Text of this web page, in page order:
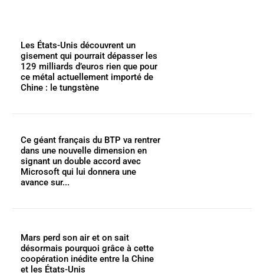
Les États-Unis découvrent un
gisement qui pourrait dépasser les
129 milliards d’euros rien que pour
ce métal actuellement importé de
Chine : le tungstène
Ce géant français du BTP va rentrer
dans une nouvelle dimension en
signant un double accord avec
Microsoft qui lui donnera une
avance sur...
Mars perd son air et on sait
désormais pourquoi grâce à cette
coopération inédite entre la Chine
et les États-Unis